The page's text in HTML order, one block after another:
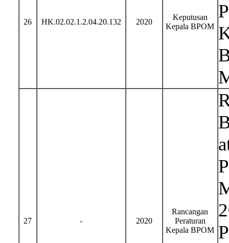
26 HK.02.02.1.2.04.20.132 2020
Keputusan
Kepala BPOM
27 - 2020
Rancangan
Peraturan
Kepala BPOM